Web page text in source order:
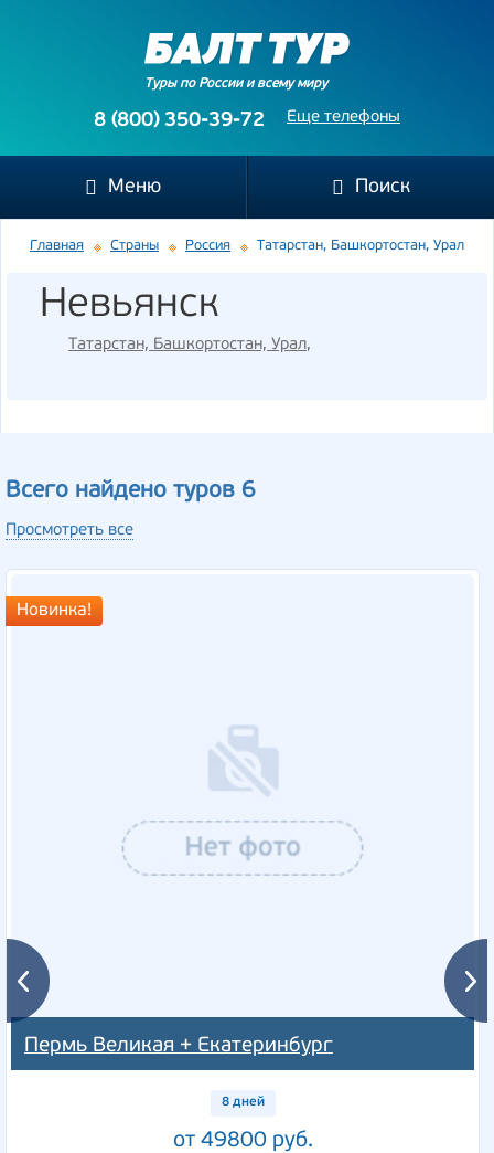
Туры по России и всему миру
Еще телефоны
8 (800) 350-39-72
Меню Поиск
Главная Страны Россия Татарстан, Башкортостан, Урал
Невьянск
Татарстан, Башкортостан, Урал,
Всего найдено туров 6
Просмотреть все
Пермь Великая + Екатеринбург
Новинка!
8 дней
от 49800 руб.